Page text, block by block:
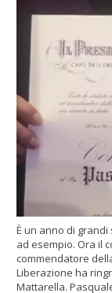
È un anno di
ad esempio. Ora il
commendatore
Liberazione ha
Mattarella.